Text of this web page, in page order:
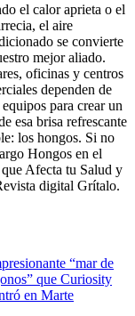
el calor aprieta o el
el aire
se convierte
mejor aliado.
oficinas y centros
dependen de
equipos para crear un
esa brisa refrescante
los hongos. Si no
Hongos en el
Afecta tu Salud y
digital Grítalo.
“mar de
que Curiosity
en Marte